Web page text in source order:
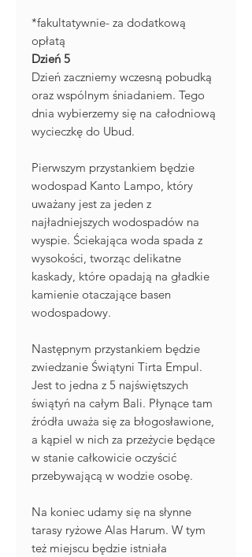
*fakultatywnie- za dodatkową
opłatą
Dzień 5
Dzień zaczniemy wczesną pobudką
oraz wspólnym śniadaniem. Tego
dnia wybierzemy się na całodniową
wycieczkę do Ubud.
Pierwszym przystankiem będzie
wodospad Kanto Lampo, który
uważany jest za jeden z
najładniejszych wodospadów na
wyspie. Ściekająca woda spada z
wysokości, tworząc delikatne
kaskady, które opadają na gładkie
kamienie otaczające basen
wodospadowy.
Następnym przystankiem będzie
zwiedzanie Świątyni Tirta Empul.
Jest to jedna z 5 najświętszych
świątyń na całym Bali. Płynące tam
źródła uważa się za błogosławione,
a kąpiel w nich za przeżycie będące
w stanie całkowicie oczyścić
przebywającą w wodzie osobę.
Na koniec udamy się na słynne
tarasy ryżowe Alas Harum. W tym
też miejscu będzie istniała